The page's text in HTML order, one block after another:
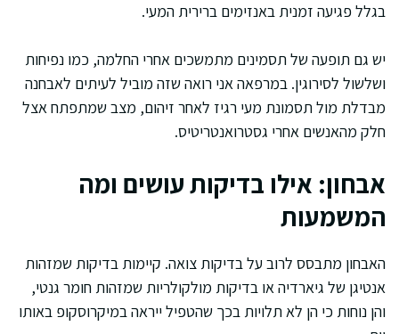
בגלל פגיעה זמנית באנזימים ברירית המעי.
יש גם תופעה של תסמינים מתמשכים אחרי החלמה, כמו נפיחות
ושלשול לסירוגין. במרפאה אני רואה שזה מוביל לעיתים לאבחנה
מבדלת מול תסמונת מעי רגיז לאחר זיהום, מצב שמתפתח אצל
חלק מהאנשים אחרי גסטרואנטריטיס.
אבחון: אילו בדיקות עושים ומה
המשמעות
האבחון מתבסס לרוב על בדיקות צואה. קיימות בדיקות שמזהות
אנטיגן של גיארדיה או בדיקות מולקולריות שמזהות חומר גנטי,
והן נוחות כי הן לא תלויות בכך שהטפיל ייראה במיקרוסקופ באותו